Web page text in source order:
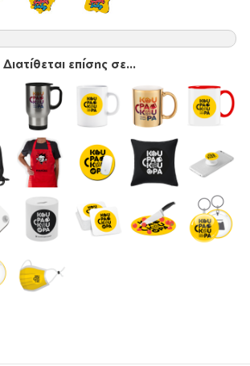
Διατίθεται επίσης σε...